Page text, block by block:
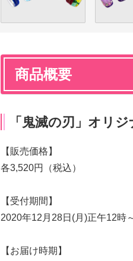
商品概要
「鬼滅の刃」オリ
【販売価格】
各3,520円（税込）
【受付期間】
2020年12月28日(月)正午12時
【お届け時期】